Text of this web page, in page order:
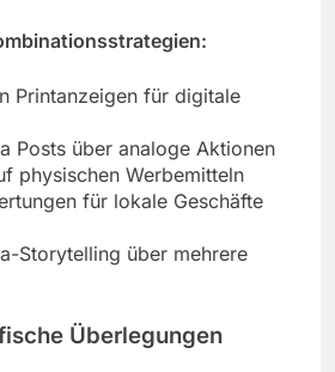
Printanzeigen für digitale
Posts über analoge Aktionen
physischen Werbemitteln
für lokale Geschäfte
Storytelling über mehrere
Überlegungen